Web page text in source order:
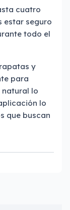
cuatro
estar seguro
todo el
y
para
natural lo
lo
que buscan